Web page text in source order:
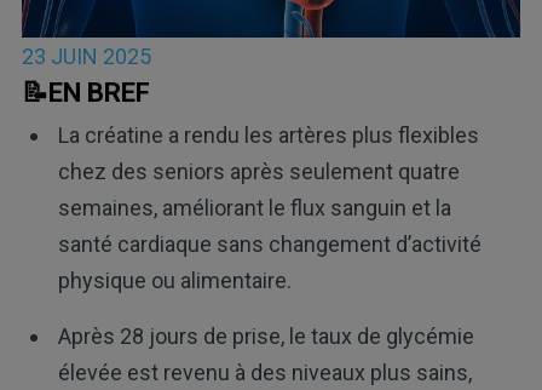
23 JUIN 2025
📝EN BREF
La créatine a rendu les artères plus flexibles
chez des seniors après seulement quatre
semaines, améliorant le flux sanguin et la
santé cardiaque sans changement d’activité
physique ou alimentaire.
Après 28 jours de prise, le taux de glycémie
élevée est revenu à des niveaux plus sains,